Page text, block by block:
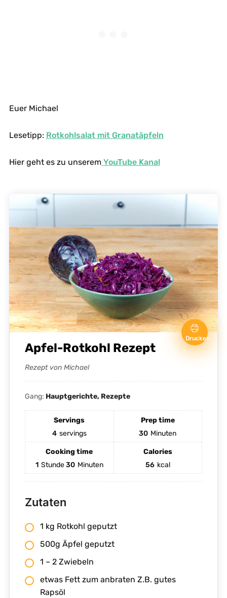
Euer Michael
Lesetipp: Rotkohlsalat mit Granatäpfeln
Hier geht es zu unseremYouTube Kanal
Drucken
Apfel-Rotkohl Rezept
Rezept von Michael
Gang: Hauptgerichte, Rezepte
Servings
4 servings
Prep time
30 Minuten
Cooking time
1 Stunde30 Minuten
Calories
56 kcal
Zutaten
1 kg Rotkohl geputzt
500g Äpfel geputzt
1 – 2 Zwiebeln
etwas Fett zum anbraten Z.B. gutes
Rapsöl